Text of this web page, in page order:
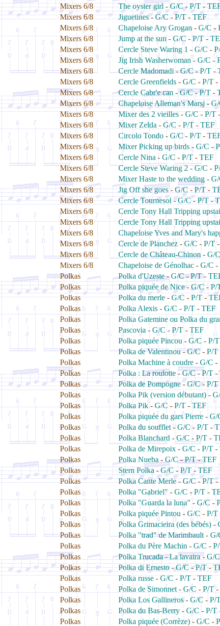
Mixers 6/8
The oyster girl-G/C-P/T-
Mixers 6/8
Jiguetines-G/C-P/T-TEF
Mixers 6/8
Chapeloise Ary Grogan- G/C -
Mixers 6/8
Jump at the sun-G/C-P/T-
Mixers 6/8
Cercle Steve Waring 1 - G/C-
Mixers 6/8
Jig Irish Washerwoman- G/C -
Mixers 6/8
Cercle Madomadi -G/C-P/T -
Mixers 6/8
Cercle Greenfields - G/C - P/T -
Mixers 6/8
Cercle Cabr'e can -G/C-P/T -
Mixers 6/8
Chapeloise Alleman's Marsj-
Mixers 6/8
Mixer des 2 vieilles-G/C-P/T
Mixers 6/8
Mixer Zelda - G/C - P/T - TEF
Mixers 6/8
Circolo Tondo - G/C- P/T-
Mixers 6/8
Mixer Picking up birds- G/C -
Mixers 6/8
Cercle Nina - G/C - P/T - TEF
Mixers 6/8
Cercle Steve Waring 2-G/C -
Mixers 6/8
Mixer Haste to the wedding -
Mixers 6/8
Jig Off she goes-G/C-P/T-
Mixers 6/8
Cercle Tournesol-G/C-P/T-
Mixers 6/8
Cercle Tony Hall Tripping
Mixers 6/8
Cercle Tony Hall Tripping
Mixers 6/8
Chapeloise Yves and Mary's
Mixers 6/8
Cercle de Planchez - G/C - P/T
Mixers 6/8
Cercle de Château-Chinon - G/C
Mixers 6/8
Chapeloise de Génolhac - G/C -
Polkas
Polka d'Uzeste-G/C-P/T-
Polkas
Polka piquée de Nice-G/C-P/
Polkas
Polka du merle-G/C-P/T-
Polkas
Polka Alexis - G/C - P/T - TEF
Polkas
Polka Gatemine ou Polka du
Polkas
Pascovia - G/C - P/T - TEF
Polkas
Polka piquée Pincou - G/C - P/T
Polkas
Polka de Valentinou-G/C- P/T
Polkas
Polka Machine à coudre - G/C -
Polkas
Polka : La roulotte-G/C-P/T-
Polkas
Polka de Pompogne-G/C-P/T
Polkas
Polka Pik (version débutant) -
Polkas
Polka Pik-G/C-P/T-TEF
Polkas
Polka piquée du gars Pierre - G/
Polkas
Polka du soufflet -G/C- P/T -
Polkas
Polka Blanchard - G/C - P/T -
Polkas
Polka de Mirepoix - G/C - P/T -
Polkas
Polka Nueba - G/C-P/T-TEF
Polkas
Stern Polka-G/C-P/T-TEF
Polkas
Polka Cante Merle-G/C-P/T-
Polkas
Polka "Gabriel" - G/C -P/T -
Polkas
Polka "Guarda la luna"-G/C-
Polkas
Polka piquée Pintou - G/C - P/T
Polkas
Polka Grimacieira (des bébés) -
Polkas
Polka "trad" de Marimbault - G/
Polkas
Polka du Père Machin - G/C -
Polkas
Polka Trucada - La lavaira- G/C
Polkas
Polka di Ernesto-G/C-P/T-
Polkas
Polka russe-G/C-P/T-TEF
Polkas
Polka de Simonnet - G/C - P/T-
Polkas
Polka Los Gallineros- G/C - P/
Polkas
Polka du Bas-Berry - G/C - P/T
Polkas
Polka piquée (Corrèze) - G/C -